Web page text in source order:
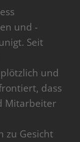
und -
Seit
und
dass
Mitarbeiter
zu Gesicht